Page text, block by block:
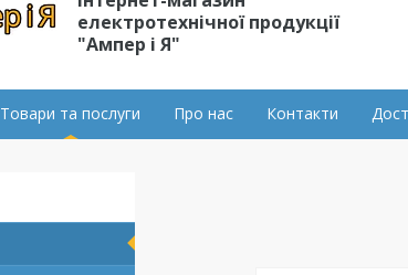
електротехнічної продукції
"Ампер і Я"
Товари та послуги Про нас Контакти